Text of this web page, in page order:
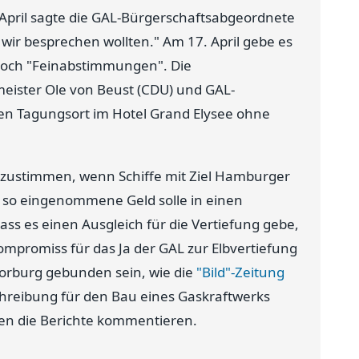
sagte die GAL-Bürgerschaftsabgeordnete
besprechen wollten." Am 17. April gebe es
"Feinabstimmungen". Die
Ole von Beust (CDU) und GAL-
Tagungsort im Hotel Grand Elysee ohne
wenn Schiffe mit Ziel Hamburger
eingenommene Geld solle in einen
es einen Ausgleich für die Vertiefung gebe,
für das Ja der GAL zur Elbvertiefung
gebunden sein, wie die "Bild"-Zeitung
für den Bau eines Gaskraftwerks
die Berichte kommentieren.